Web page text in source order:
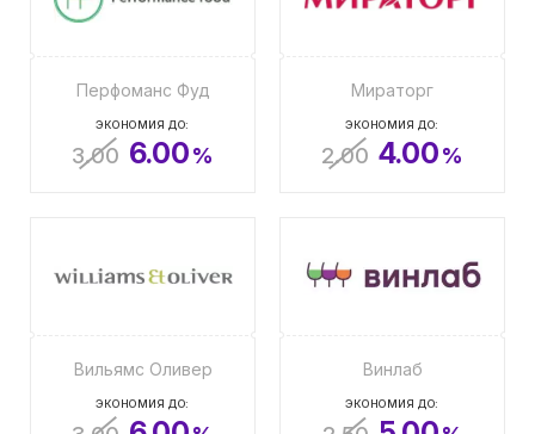
Перфоманс Фуд
ЭКОНОМИЯ ДО:
3.00 6.00%
Мираторг
ЭКОНОМИЯ ДО:
2.00 4.00%
Вильямс Оливер
ЭКОНОМИЯ ДО:
Винлаб
ЭКОНОМИЯ ДО: